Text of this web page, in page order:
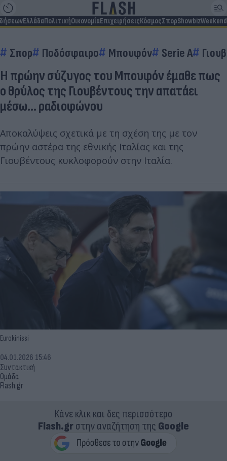
ΕλλάδαΠολιτικήΟικονομίαΕπιχειρήσειςΚόσμοςΣπορShowbizWeekend
Σπορ Ποδόσφαιρο Μπουφόν Serie A
Η πρώην σύζυγος του Μπουφόν έμαθε πως
ο θρύλος της Γιουβέντους την απατάει
μέσω... ραδιοφώνου
Αποκαλύψεις σχετικά με τη σχέση της με τον
πρώην αστέρα της εθνικής Ιταλίας και της
Γιουβέντους κυκλοφορούν στην Ιταλία.
Eurokinissi
Συντακτική
Ομάδα
Flash.gr
04.01.2026 15:46
Κάνε κλικ και δες περισσότερο
Flash.grστην αναζήτηση της Google